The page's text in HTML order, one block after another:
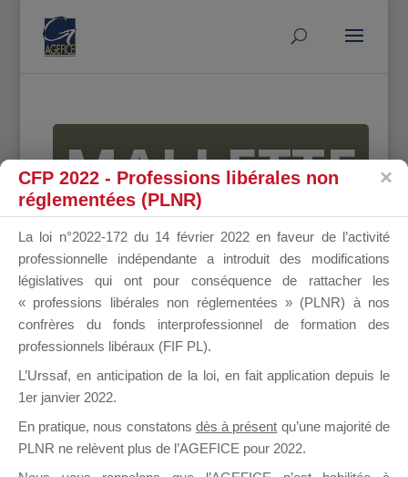
MALLETTE
DU
DIRIGEANT
il y a un mois
CFP 2022 - Professions libérales non
réglementées (PLNR)
La loi n°2022-172 du 14 février 2022 en faveur de l’activité
professionnelle indépendante a introduit des modifications
législatives qui ont pour conséquence de rattacher les
« professions libérales non réglementées » (PLNR) à nos
confrères du fonds interprofessionnel de formation des
professionnels libéraux (FIF PL).
L’Urssaf, en anticipation de la loi, en fait application depuis le
1er janvier 2022.
En pratique, nous constatons dès à présent qu’une majorité de
PLNR ne relèvent plus de l’AGEFICE pour 2022.